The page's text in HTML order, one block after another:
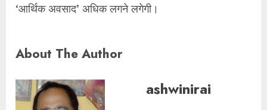
‘आर्थिक अवसाद’ अधिक लगने लगेगी।
About The Author
ashwinirai